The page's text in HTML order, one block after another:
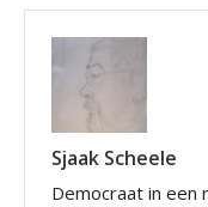
Sjaak Scheele
Democraat in een